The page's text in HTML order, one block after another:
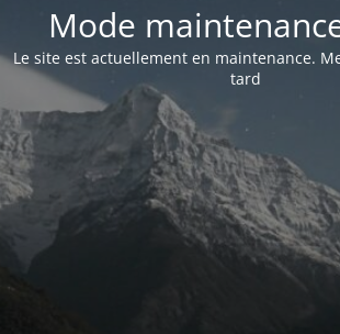
Mode
Le site est actuellement en maintenance.
tard